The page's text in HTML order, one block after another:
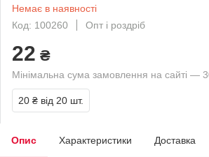
Немає в наявності
Код: 100260
Опт і роздріб
22 ₴
Мінімальна сума замовлення на сайті —
20 ₴ від 20 шт.
Опис Характеристики Доставка